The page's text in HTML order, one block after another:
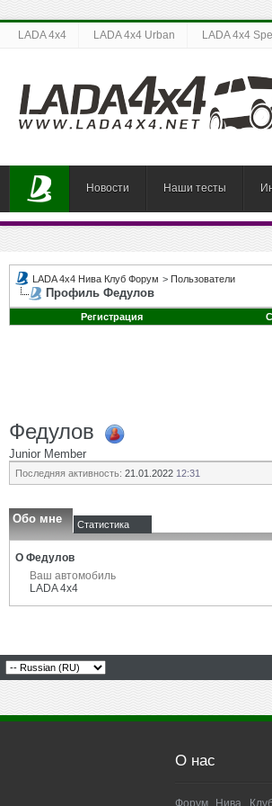
LADA 4x4 LADA 4x4 Urban LADA 4x4
Новости Наши тесты
LADA 4x4 Нива Клуб Форум > Пользователи
Профиль Федулов
Регистрация
Федулов
Junior Member
Последняя активность: 21.01.2022 12:31
Обо мне Статистика
О Федулов
Ваш автомобиль
LADA 4x4
О нас
Форум Нива